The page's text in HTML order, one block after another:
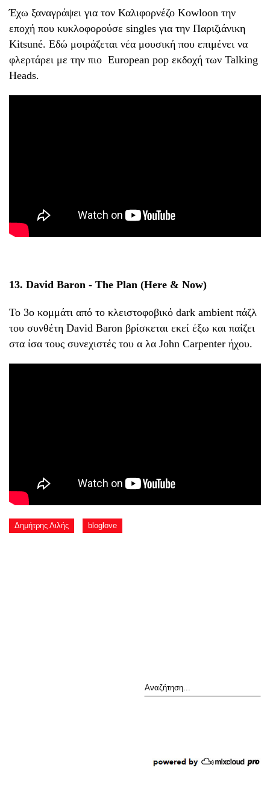
Έχω ξαναγράψει για τον Καλιφορνέζο Kowloon την
εποχή που κυκλοφορούσε singles για την Παριζιάνικη
Kitsuné. Εδώ μοιράζεται νέα μουσική που επιμένει να
φλερτάρει με την πιο European pop εκδοχή των Talking
Heads.
13. David Baron - The Plan (Here & Now)
Το 3ο κομμάτι από το κλειστοφοβικό dark ambient πάζλ
του συνθέτη David Baron βρίσκεται εκεί έξω και παίζει
στα ίσα τους συνεχιστές του α λα John Carpenter ήχου.
Δημήτρης Λιλής bloglove